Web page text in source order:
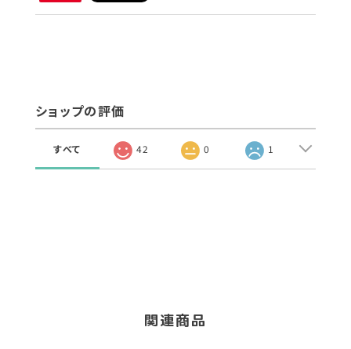
ショップの評価
すべて 42 0 1
関連商品